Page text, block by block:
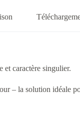
et caractère singulier.
– la solution idéale